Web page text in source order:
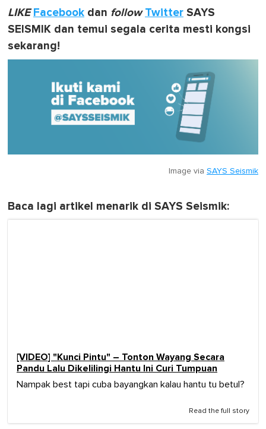
LIKE Facebook dan follow Twitter SAYS
SEISMIK dan temui segala cerita mesti kongsi
sekarang!
Image via SAYS Seismik
Baca lagi artikel menarik di SAYS Seismik:
[VIDEO] "Kunci Pintu" – Tonton Wayang Secara
Pandu Lalu Dikelilingi Hantu Ini Curi Tumpuan
Nampak best tapi cuba bayangkan kalau hantu tu betul?
Read the full story